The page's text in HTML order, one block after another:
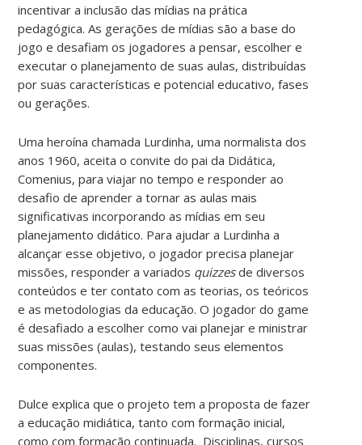
incentivar a inclusão das mídias na prática
pedagógica. As gerações de mídias são a base do
jogo e desafiam os jogadores a pensar, escolher e
executar o planejamento de suas aulas, distribuídas
por suas características e potencial educativo, fases
ou gerações.
Uma heroína chamada Lurdinha, uma normalista dos
anos 1960, aceita o convite do pai da Didática,
Comenius, para viajar no tempo e responder ao
desafio de aprender a tornar as aulas mais
significativas incorporando as mídias em seu
planejamento didático. Para ajudar a Lurdinha a
alcançar esse objetivo, o jogador precisa planejar
missões, responder a variados quizzesde diversos
conteúdos e ter contato com as teorias, os teóricos
e as metodologias da educação. O jogador do game
é desafiado a escolher como vai planejar e ministrar
suas missões (aulas), testando seus elementos
componentes.
Dulce explica que o projeto tem a proposta de fazer
a educação midiática, tanto com formação inicial,
como com formação continuada. Disciplinas, cursos